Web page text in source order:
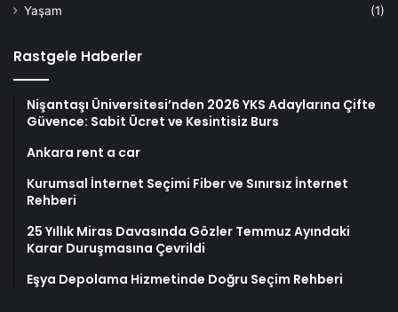
Yaşam
(1)
Rastgele Haberler
Nişantaşı Üniversitesi’nden 2026 YKS Adaylarına Çifte
Güvence: Sabit Ücret ve Kesintisiz Burs
Ankara rent a car
Kurumsal İnternet Seçimi Fiber ve Sınırsız İnternet
Rehberi
25 Yıllık Miras Davasında Gözler Temmuz Ayındaki
Karar Duruşmasına Çevrildi
Eşya Depolama Hizmetinde Doğru Seçim Rehberi